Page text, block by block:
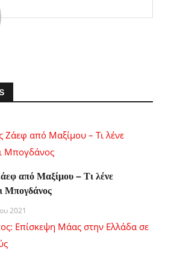
από Μαξίμου – Τι λένε
Μπογδάνος
2021